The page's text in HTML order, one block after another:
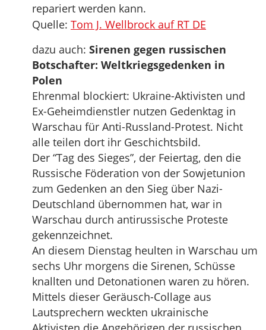
repariert werden kann.
Quelle: Tom J. Wellbrock auf RT DE
dazu auch: Sirenen gegen russischen
Botschafter: Weltkriegsgedenken in
Polen
Ehrenmal blockiert: Ukraine-Aktivisten und
Ex-Geheimdienstler nutzen Gedenktag in
Warschau für Anti-Russland-Protest. Nicht
alle teilen dort ihr Geschichtsbild.
Der “Tag des Sieges”, der Feiertag, den die
Russische Föderation von der Sowjetunion
zum Gedenken an den Sieg über Nazi-
Deutschland übernommen hat, war in
Warschau durch antirussische Proteste
gekennzeichnet.
An diesem Dienstag heulten in Warschau um
sechs Uhr morgens die Sirenen, Schüsse
knallten und Detonationen waren zu hören.
Mittels dieser Geräusch-Collage aus
Lautsprechern weckten ukrainische